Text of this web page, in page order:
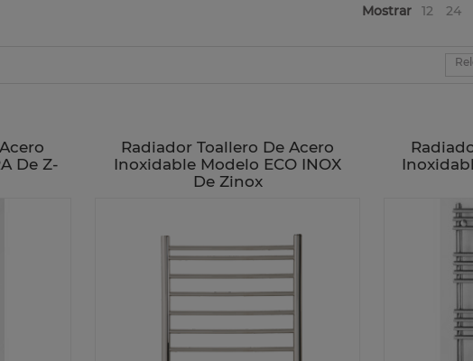
12 24
Mostrar
De Z-
Radiador Toallero De Acero
Inoxidable Modelo ECO INOX
De Zinox